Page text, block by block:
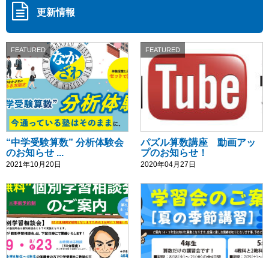
更新情報
FEATURED
“中学受験算数” 分析体験会
のお知らせ ...
2021年10月20日
FEATURED
パズル算数講座 動画アッ
プのお知らせ！
2020年04月27日